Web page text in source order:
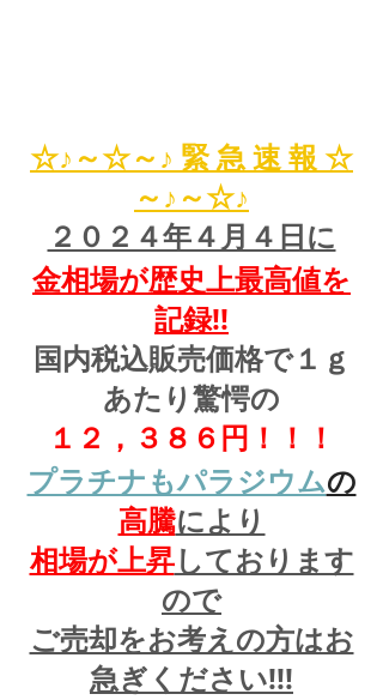
☆♪～☆～♪ 緊 急 速 報 ☆
～♪～☆♪
２０２４年４月４日に
金相場が歴史上最高値を
記録!!
国内税込販売価格で１ｇ
あたり驚愕の
１２，３８６円！！！
プラチナもパラジウムの
高騰により
相場が上昇しております
ので
ご売却をお考えの方はお
急ぎください!!!